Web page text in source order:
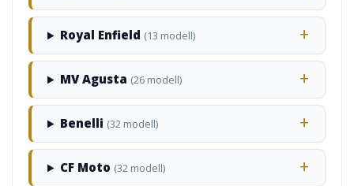
Royal Enfield (13 modell)
MV Agusta (26 modell)
Benelli (32 modell)
CF Moto (32 modell)